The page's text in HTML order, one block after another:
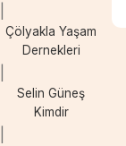
Çölyakla Yaşam
Dernekleri
Selin Güneş
Kimdir